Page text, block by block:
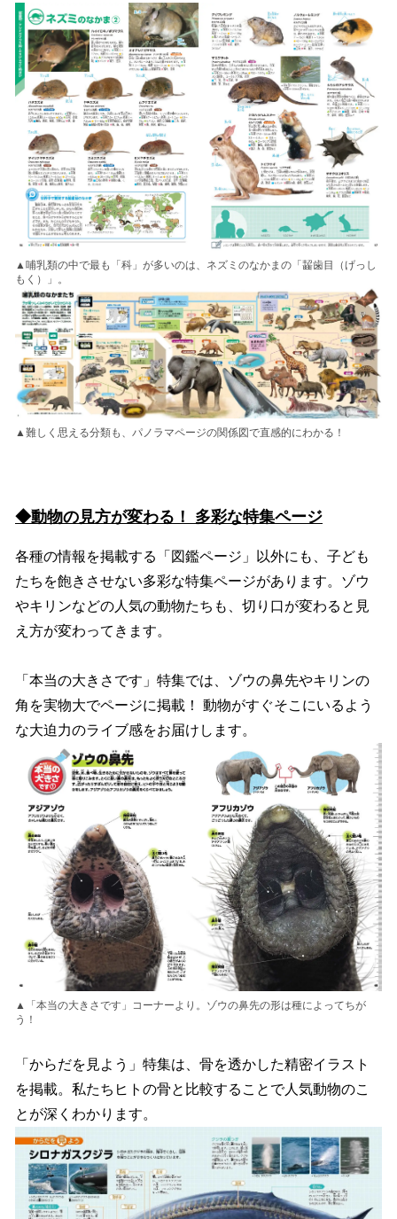
▲哺乳類の中で最も「科」が多いのは、ネズミのなかまの「齧歯目（げっし
もく）」。
▲難しく思える分類も、パノラマページの関係図で直感的にわかる！
◆動物の見方が変わる！ 多彩な特集ページ
各種の情報を掲載する「図鑑ページ」以外にも、子ども
たちを飽きさせない多彩な特集ページがあります。ゾウ
やキリンなどの人気の動物たちも、切り口が変わると見
え方が変わってきます。
「本当の大きさです」特集では、ゾウの鼻先やキリンの
角を実物大でページに掲載！ 動物がすぐそこにいるよう
な大迫力のライブ感をお届けします。
▲「本当の大きさです」コーナーより。ゾウの鼻先の形は種によってちが
う！
「からだを見よう」特集は、骨を透かした精密イラスト
を掲載。私たちヒトの骨と比較することで人気動物のこ
とが深くわかります。